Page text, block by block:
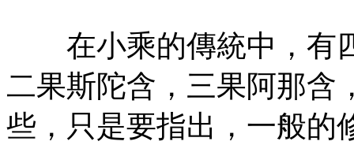
在小乘的傳統中，有
二果斯陀含，三果阿那含
些，只是要指出，一般的